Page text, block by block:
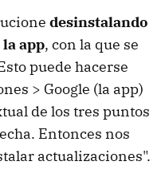
desinstalando
app, con la que se
puede hacerse
> Google (la app)
de los tres puntos
Entonces nos
actualizaciones".